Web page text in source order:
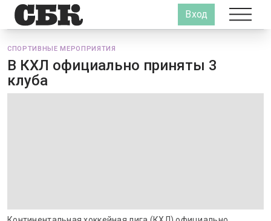
Вход
СПОРТИВНЫЕ МЕРОПРИЯТИЯ
В КХЛ официально приняты 3
клуба